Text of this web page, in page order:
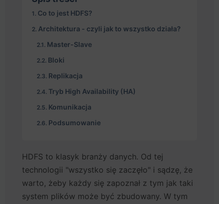
Co to jest HDFS?
Architektura - czyli jak to wszystko działa?
Master-Slave
Bloki
Replikacja
Tryb High Availability (HA)
Komunikacja
Podsumowanie
HDFS to klasyk branży danych. Od tej
technologii "wszystko się zaczęło" i sądzę, że
warto, żeby każdy się zapoznał z tym jak taki
system plików może być zbudowany. W tym